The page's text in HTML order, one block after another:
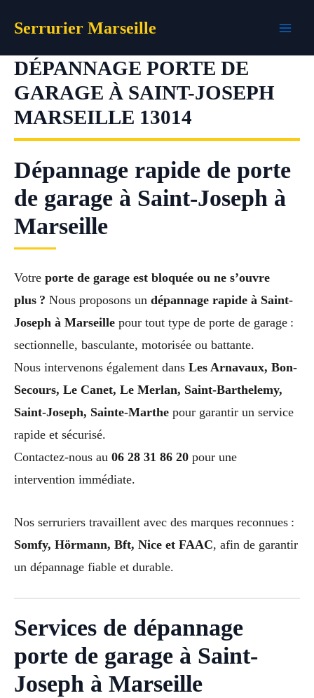
Serrurier Marseille
DÉPANNAGE PORTE DE
GARAGE À SAINT-JOSEPH
MARSEILLE 13014
Dépannage rapide de porte
de garage à Saint-Joseph à
Marseille
Votre porte de garage est bloquée ou ne s’ouvre
plus ? Nous proposons un dépannage rapide à Saint-
Joseph à Marseille pour tout type de porte de garage :
sectionnelle, basculante, motorisée ou battante.
Nous intervenons également dans Les Arnavaux, Bon-
Secours, Le Canet, Le Merlan, Saint-Barthelemy,
Saint-Joseph, Sainte-Marthe pour garantir un service
rapide et sécurisé.
Contactez-nous au 06 28 31 86 20 pour une
intervention immédiate.
Nos serruriers travaillent avec des marques reconnues :
Somfy, Hörmann, Bft, Nice et FAAC, afin de garantir
un dépannage fiable et durable.
Services de dépannage
porte de garage à Saint-
Joseph à Marseille